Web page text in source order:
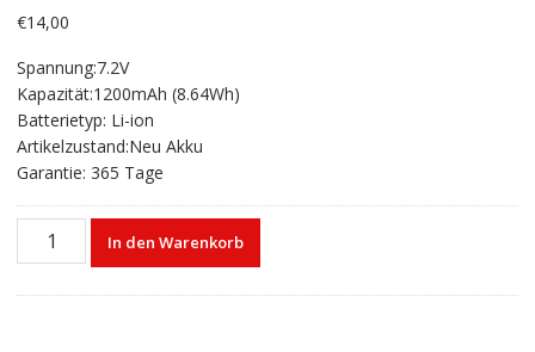
€14,00
Spannung:7.2V
Kapazität:1200mAh (8.64Wh)
Batterietyp: Li-ion
Artikelzustand:Neu Akku
Garantie: 365 Tage
Kamera
In den Warenkorb